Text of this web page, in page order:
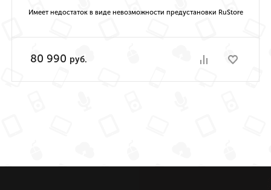
Имеет недостаток в виде невозможности предустановки RuStore
80 990 руб.